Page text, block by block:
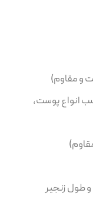
انواع پوست،
طول زنجیر